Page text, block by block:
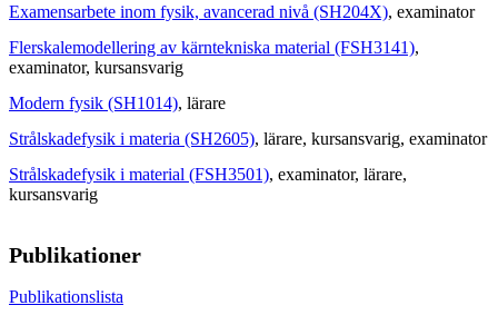
Examensarbete inom fysik, avancerad nivå (SH204X), examinator
Flerskalemodellering av kärntekniska material (FSH3141),
examinator, kursansvarig
Modern fysik (SH1014), lärare
Strålskadefysik i materia (SH2605), lärare, kursansvarig, examinator
Strålskadefysik i material (FSH3501), examinator, lärare,
kursansvarig
Publikationer
Publikationslista